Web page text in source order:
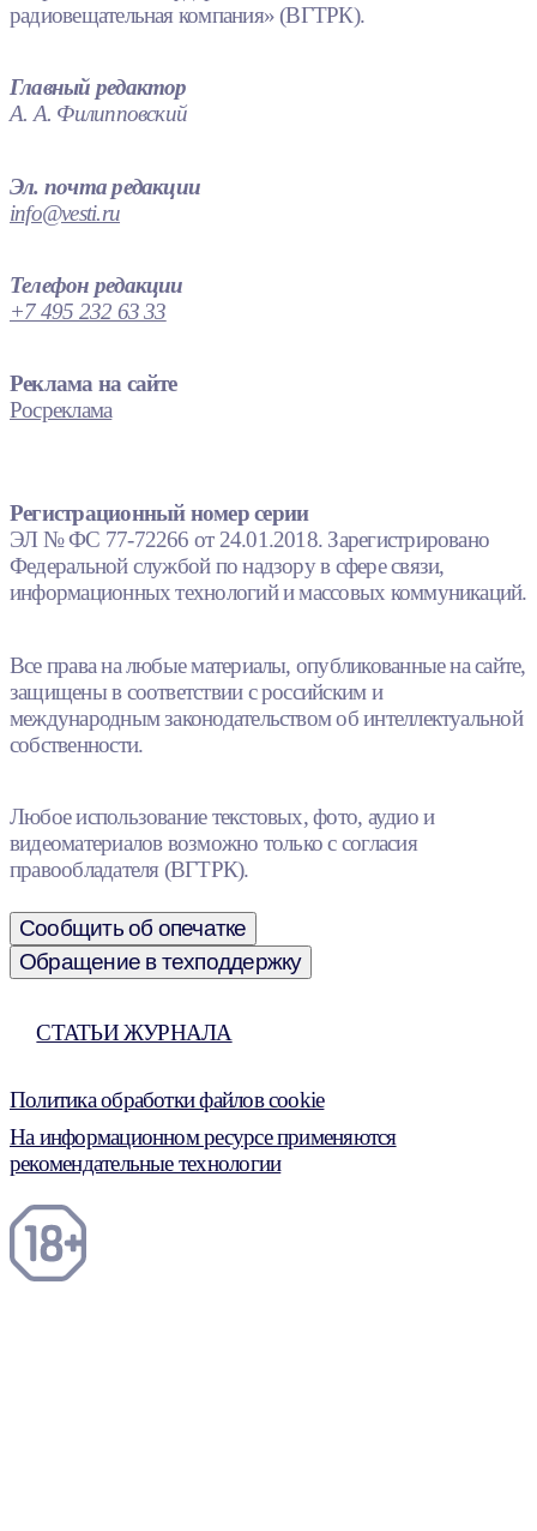
радиовещательная компания» (ВГТРК).
Главный редактор
А. А. Филипповский
Эл. почта редакции
info@vesti.ru
Телефон редакции
+7 495 232 63 33
Реклама на сайте
Росреклама
Регистрационный номер серии
ЭЛ № ФС 77-72266 от 24.01.2018. Зарегистрировано
Федеральной службой по надзору в сфере связи,
информационных технологий и массовых коммуникаций.
Все права на любые материалы, опубликованные на сайте,
защищены в соответствии с российским и
международным законодательством об интеллектуальной
собственности.
Любое использование текстовых, фото, аудио и
видеоматериалов возможно только с согласия
правообладателя (ВГТРК).
Сообщить об опечатке
Обращение в техподдержку
СТАТЬИ ЖУРНАЛА
Политика обработки файлов cookie
На информационном ресурсе применяются
рекомендательные технологии